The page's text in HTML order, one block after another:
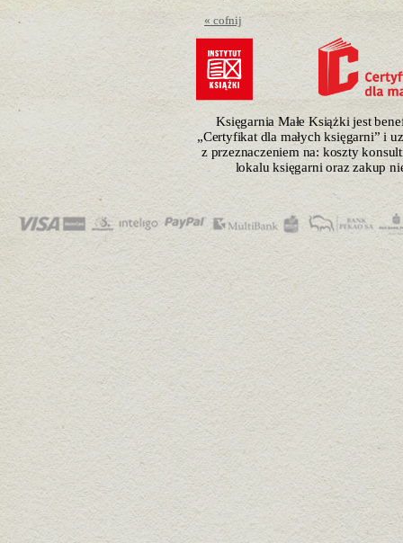
« cofnij
Księgarnia Małe Książki jest
„Certyfikat dla małych księgarni” i
z przeznaczeniem na: koszty
lokalu księgarni oraz zakup